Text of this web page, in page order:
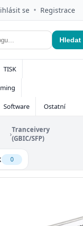
se • Registrace
Hledat
TISK
Software Ostatní
›Tranceivery
(GBIC/SFP)
0